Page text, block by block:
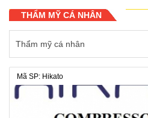
THẨM MỸ CÁ NHÂN
Thẩm mỹ cá nhân
Mã SP: Hikato